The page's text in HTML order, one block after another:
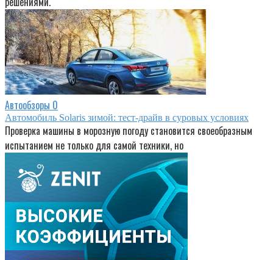
Автообзоры 0
Автомобиль Solaris зимой: тест-драйв в суровых условиях
Проверка машины в морозную погоду становится своеобразным
испытанием не только для самой техники, но